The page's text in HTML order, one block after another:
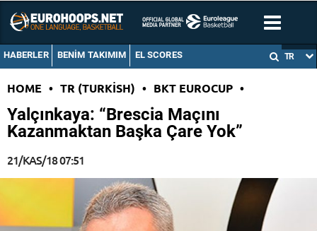
HABERLER BENIM TAKIMIM EL SCORES TR
HOME • TR (TURKISH) • BKT EUROCUP •
Yalçınkaya: “Brescia Maçını
Kazanmaktan Başka Çare Yok”
21/KAS/18 07:51